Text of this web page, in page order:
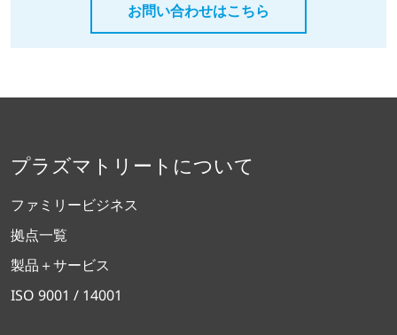
お問い合わせはこちら
プラズマトリートについて
ファミリービジネス
拠点一覧
製品＋サービス
ISO 9001 / 14001